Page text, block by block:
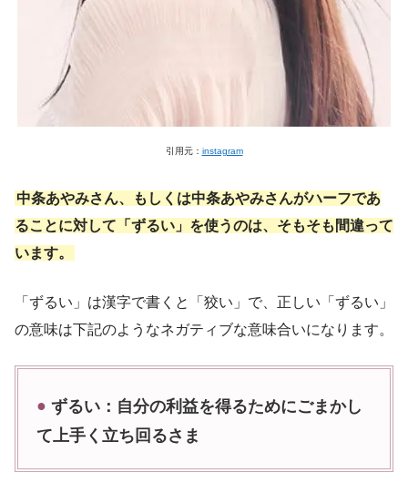
引用元： instagram
中条あやみさん、もしくは中条あやみさんがハーフであ
ることに対して「ずるい」を使うのは、そもそも間違って
います。
「ずるい」は漢字で書くと「狡い」で、正しい「ずるい」
の意味は下記のようなネガティブな意味合いになります。
ずるい：自分の利益を得るためにごまかし
て上手く立ち回るさま